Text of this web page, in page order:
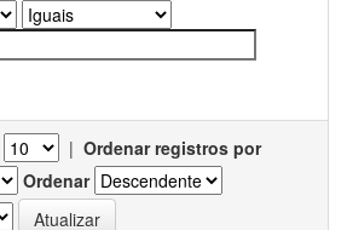
| Ordenar registros por
Ordenar